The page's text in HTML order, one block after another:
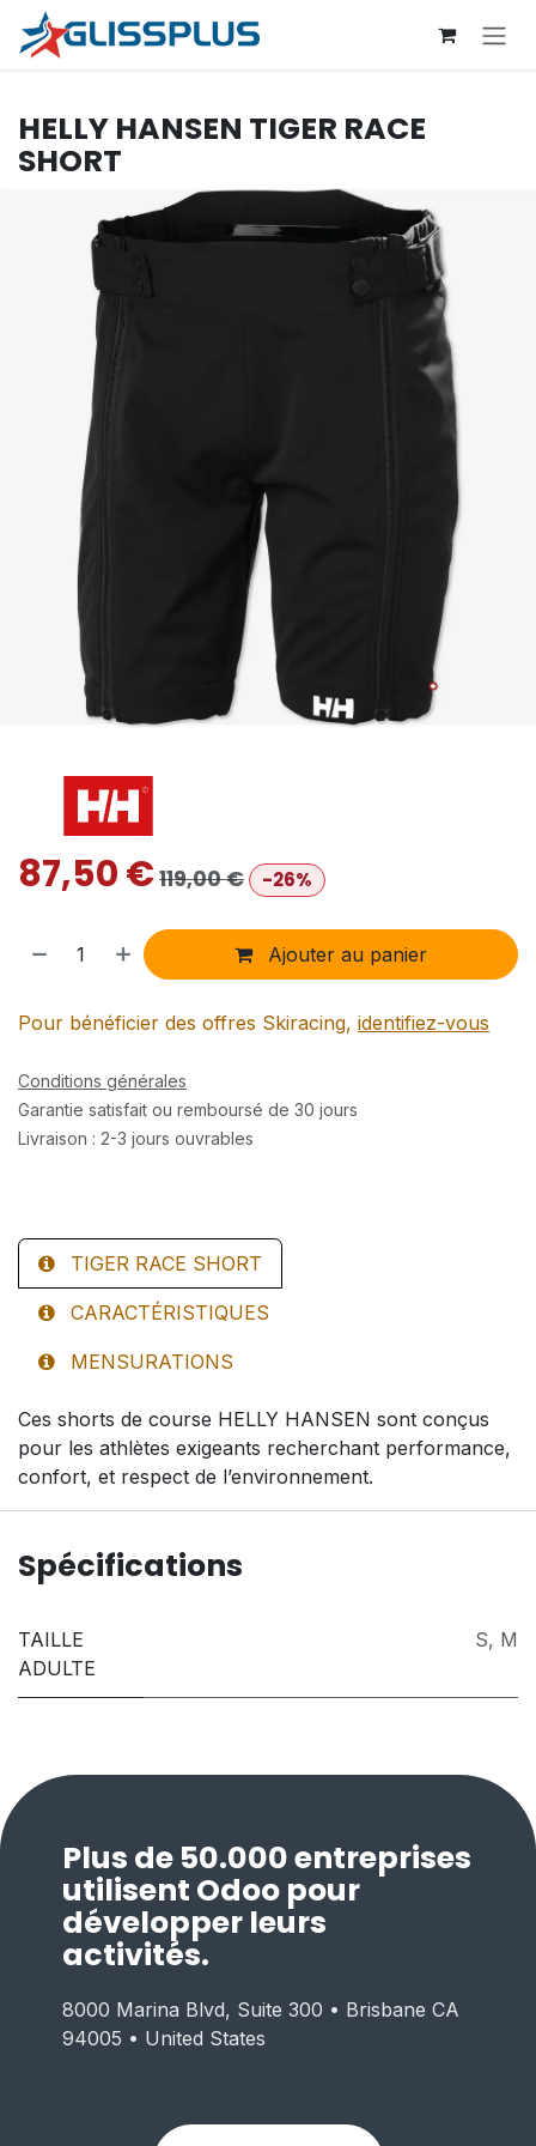
Se rendre au contenu
HELLY HANSEN TIGER RACE
SHORT
87,50€119,00€ -26%
Ajouter au panier
Pour bénéficier des offres Skiracing, identifiez-vous
Conditions générales
Garantie satisfait ou remboursé de 30 jours
Livraison : 2-3 jours ouvrables
TIGER RACE SHORT
CARACTÉRISTIQUES
MENSURATIONS
Ces shorts de course HELLY HANSEN sont conçus
pour les athlètes exigeants recherchant performance,
confort, et respect de l’environnement.
Spécifications
TAILLE
ADULTE
S, M
Plus de 50.000 entreprises
utilisent Odoo pour
développer leurs
activités.
8000 Marina Blvd, Suite 300 • Brisbane CA
94005 • United States